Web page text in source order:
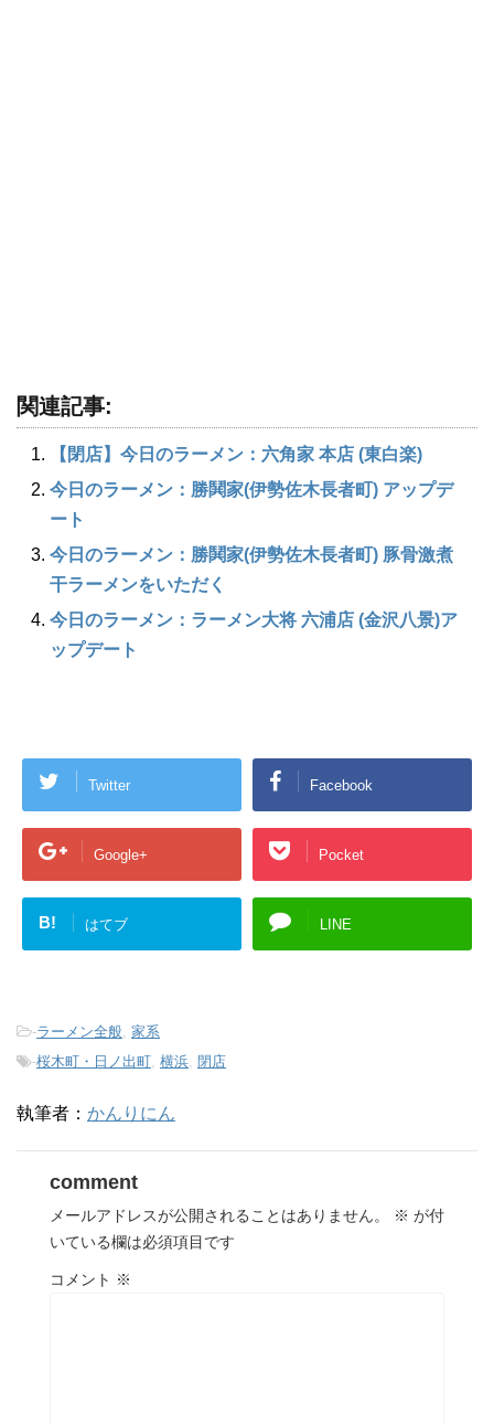
関連記事:
【閉店】今日のラーメン：六角家 本店 (東白楽)
今日のラーメン：勝鬨家(伊勢佐木長者町) アップデ
ート
今日のラーメン：勝鬨家(伊勢佐木長者町) 豚骨激煮
干ラーメンをいただく
今日のラーメン：ラーメン大将 六浦店 (金沢八景)ア
ップデート
Twitter Facebook
Google+ Pocket
B! はてブ LINE
-ラーメン全般, 家系
-桜木町・日ノ出町, 横浜, 閉店
執筆者： かんりにん
comment
メールアドレスが公開されることはありません。 ※ が付
いている欄は必須項目です
コメント ※